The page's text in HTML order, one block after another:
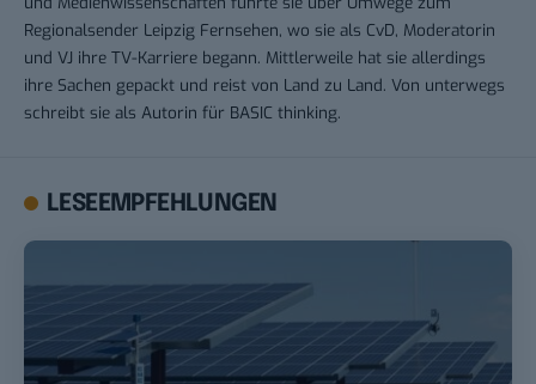
Regionalsender Leipzig Fernsehen, wo sie als CvD, Moderatorin
und VJ ihre TV-Karriere begann. Mittlerweile hat sie allerdings
ihre Sachen gepackt und reist von Land zu Land. Von unterwegs
schreibt sie als Autorin für BASIC thinking.
LESEEMPFEHLUNGEN